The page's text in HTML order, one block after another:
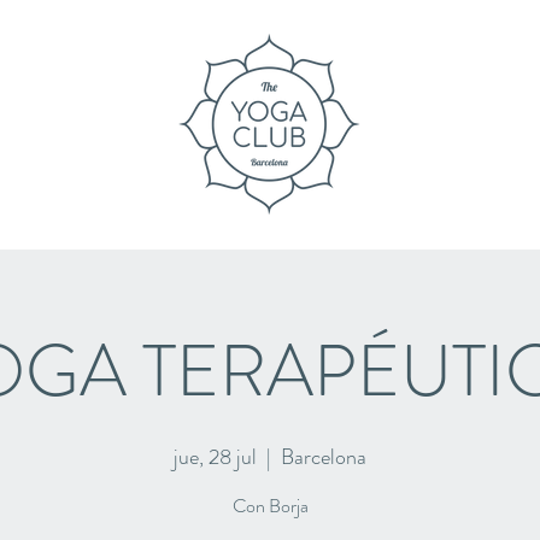
jue, 28 jul
  |
Barcelona
Con Borja